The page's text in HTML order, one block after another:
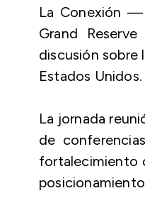
La Conexión —
Grand
discusión
Estados Unidos.
La jornada
de
fortalecimiento